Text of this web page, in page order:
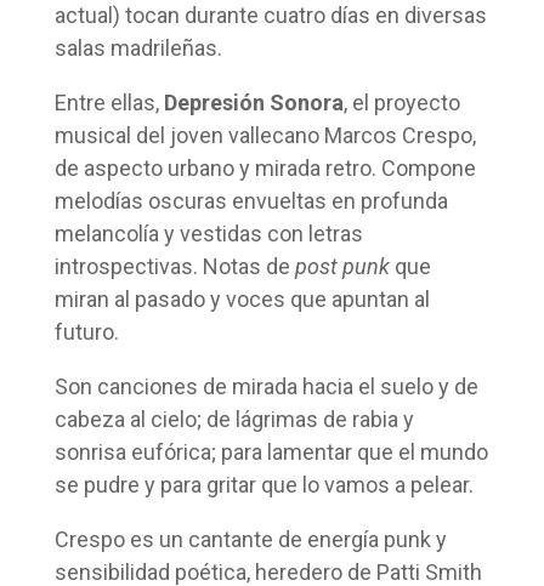
actual) tocan durante cuatro días en diversas
salas madrileñas.
Entre ellas, Depresión Sonora, el proyecto
musical del joven vallecano Marcos Crespo,
de aspecto urbano y mirada retro. Compone
melodías oscuras envueltas en profunda
melancolía y vestidas con letras
introspectivas. Notas de post punkque
miran al pasado y voces que apuntan al
futuro.
Son canciones de mirada hacia el suelo y de
cabeza al cielo; de lágrimas de rabia y
sonrisa eufórica; para lamentar que el mundo
se pudre y para gritar que lo vamos a pelear.
Crespo es un cantante de energía punk y
sensibilidad poética, heredero de Patti Smith